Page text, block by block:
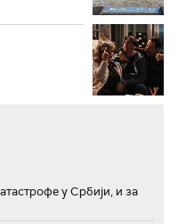
у Србији, и за